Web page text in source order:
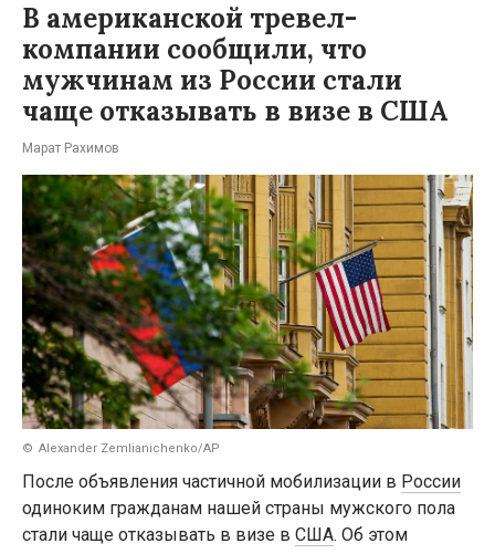
В американской тревел-
компании сообщили, что
мужчинам из России стали
чаще отказывать в визе в США
Марат Рахимов
Alexander Zemlianichenko/AP
После объявления частичной мобилизации в России
одиноким гражданам нашей страны мужского пола
стали чаще отказывать в визе в США. Об этом